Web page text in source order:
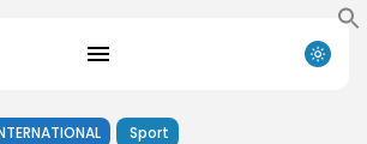
Sport